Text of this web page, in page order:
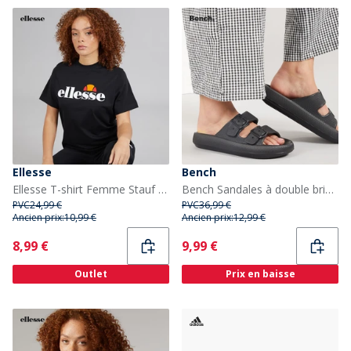
Ellesse
Ellesse T-shirt Femme Stauf Logo Noir
PVC24,99 €
Ancien prix:10,99 €
Current
8,99 €
Outlet
Bench
Bench Sandales à double bride Femme Ibbette Noir
PVC36,99 €
Ancien prix:12,99 €
Current
9,99 €
Prix en baisse